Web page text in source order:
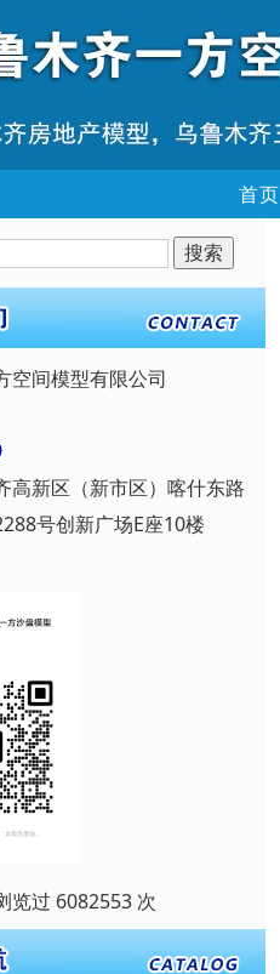
首页
空间模型有限公司
高新区（新市区）喀什东路
号创新广场E座10楼
览过 6082553 次